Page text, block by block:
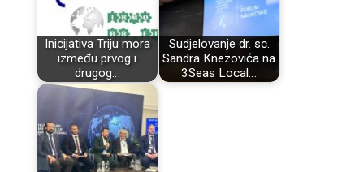
Inicijativa Triju mora
između prvog i
drugog…
Sudjelovanje dr. sc.
Sandra Knezovića na
3Seas Local…